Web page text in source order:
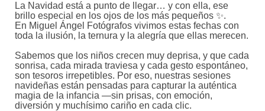
La Navidad está a punto de llegar… y con ella, ese
brillo especial en los ojos de los más pequeños ✨.
En Miguel Ángel Fotógrafos vivimos estas fechas con
toda la ilusión, la ternura y la alegría que ellas merecen.
Sabemos que los niños crecen muy deprisa, y que cada
sonrisa, cada mirada traviesa y cada gesto espontáneo,
son tesoros irrepetibles. Por eso, nuestras sesiones
navideñas están pensadas para capturar la auténtica
magia de la infancia —sin prisas, con emoción,
diversión y muchísimo cariño en cada clic.